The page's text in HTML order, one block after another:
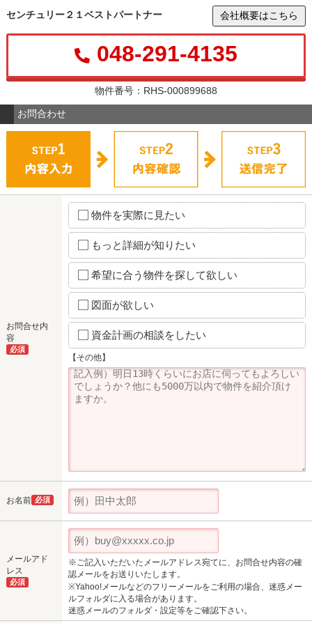
センチュリー２１ベストパートナー 会社概要はこちら
048-291-4135
物件番号：RHS-000899688
お問合わせ
お問合せ内
容
必須
物件を実際に見たい
もっと詳細が知りたい
希望に合う物件を探して欲しい
図面が欲しい
資金計画の相談をしたい
【その他】
お名前 必須
メールアド
レス
必須
※ご記入いただいたメールアドレス宛てに、お問合せ内容の確
認メールをお送りいたします。
※Yahoo!メールなどのフリーメールをご利用の場合、迷惑メー
ルフォルダに入る場合があります。
迷惑メールのフォルダ・設定等をご確認下さい。